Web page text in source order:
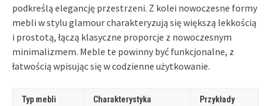
podkreślą elegancję przestrzeni. Z kolei nowoczesne formy
mebli w stylu glamour charakteryzują się większą lekkością
i prostotą, łączą klasyczne proporcje z nowoczesnym
minimalizmem. Meble te powinny być funkcjonalne, z
łatwością wpisując się w codzienne użytkowanie.
Typ mebli Charakterystyka
Przykłady